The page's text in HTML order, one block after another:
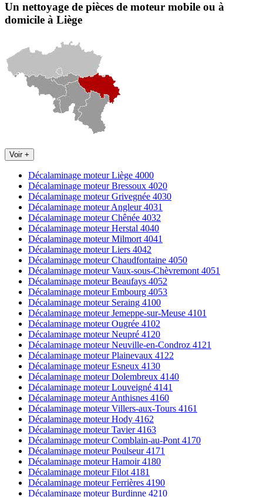
Un nettoyage de pièces de moteur mobile ou à
domicile à Liège
Voir +
Décalaminage moteur Liège 4000
Décalaminage moteur Bressoux 4020
Décalaminage moteur Grivegnée 4030
Décalaminage moteur Angleur 4031
Décalaminage moteur Chênée 4032
Décalaminage moteur Herstal 4040
Décalaminage moteur Milmort 4041
Décalaminage moteur Liers 4042
Décalaminage moteur Chaudfontaine 4050
Décalaminage moteur Vaux-sous-Chèvremont 4051
Décalaminage moteur Beaufays 4052
Décalaminage moteur Embourg 4053
Décalaminage moteur Seraing 4100
Décalaminage moteur Jemeppe-sur-Meuse 4101
Décalaminage moteur Ougrée 4102
Décalaminage moteur Neupré 4120
Décalaminage moteur Neuville-en-Condroz 4121
Décalaminage moteur Plainevaux 4122
Décalaminage moteur Esneux 4130
Décalaminage moteur Dolembreux 4140
Décalaminage moteur Louveigné 4141
Décalaminage moteur Anthisnes 4160
Décalaminage moteur Villers-aux-Tours 4161
Décalaminage moteur Hody 4162
Décalaminage moteur Tavier 4163
Décalaminage moteur Comblain-au-Pont 4170
Décalaminage moteur Poulseur 4171
Décalaminage moteur Hamoir 4180
Décalaminage moteur Filot 4181
Décalaminage moteur Ferrières 4190
Décalaminage moteur Burdinne 4210